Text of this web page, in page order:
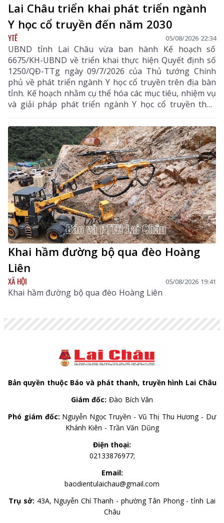
Lai Châu triển khai phát triển ngành
Y học cổ truyền đến năm 2030
YTẾ 05/08/2026 22:34
UBND tỉnh Lai Châu vừa ban hành Kế hoạch số
6675/KH-UBND về triển khai thực hiện Quyết định số
1250/QĐ-TTg ngày 09/7/2026 của Thủ tướng Chính
phủ về phát triển ngành Y học cổ truyền trên địa bàn
tỉnh. Kế hoạch nhằm cụ thể hóa các mục tiêu, nhiệm vụ
và giải pháp phát triển ngành Y học cổ truyền theo
hướng hiện đại, hiệu quả, bền vững; đẩy mạnh kết
hợp y học cổ truyền với y học hiện đại, phát huy tiềm
năng dược liệu của địa phương, góp phần nâng cao
chất lượng chăm sóc, bảo vệ sức khỏe nhân dân và
thúc đẩy phát triển kinh tế - xã hội.
Khai hầm đường bộ qua đèo Hoàng
Liên
XÃ HỘI 05/08/2026 19:41
Khai hầm đường bộ qua đèo Hoàng Liên
Bản quyền thuộc Báo và phát thanh, truyền hình Lai Châu
Giám đốc: Đào Bích Vân
Phó giám đốc: Nguyễn Ngọc Truyền - Vũ Thị Thu Hương - Dư
Khánh Kiên - Trần Văn Dũng
Điện thoại:
02133876977;
Email:
baodientulaichau@gmail.com
Trụ sở: 43A, Nguyễn Chí Thanh - phường Tân Phong - tỉnh Lai
Châu